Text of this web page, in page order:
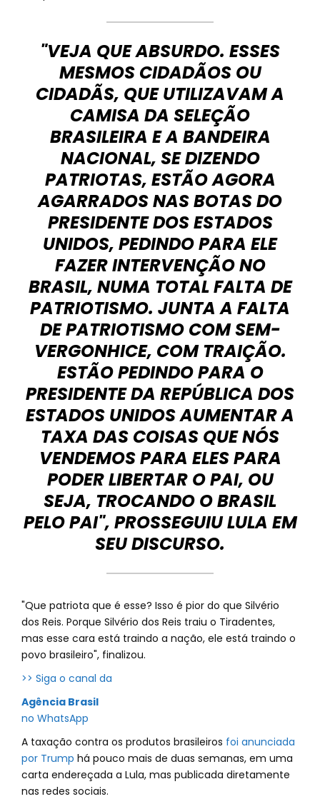
"VEJA QUE ABSURDO. ESSES
MESMOS CIDADÃOS OU
CIDADÃS, QUE UTILIZAVAM A
CAMISA DA SELEÇÃO
BRASILEIRA E A BANDEIRA
NACIONAL, SE DIZENDO
PATRIOTAS, ESTÃO AGORA
AGARRADOS NAS BOTAS DO
PRESIDENTE DOS ESTADOS
UNIDOS, PEDINDO PARA ELE
FAZER INTERVENÇÃO NO
BRASIL, NUMA TOTAL FALTA DE
PATRIOTISMO. JUNTA A FALTA
DE PATRIOTISMO COM SEM-
VERGONHICE, COM TRAIÇÃO.
ESTÃO PEDINDO PARA O
PRESIDENTE DA REPÚBLICA DOS
ESTADOS UNIDOS AUMENTAR A
TAXA DAS COISAS QUE NÓS
VENDEMOS PARA ELES PARA
PODER LIBERTAR O PAI, OU
SEJA, TROCANDO O BRASIL
PELO PAI", PROSSEGUIU LULA EM
SEU DISCURSO.
"Que patriota que é esse? Isso é pior do que Silvério
dos Reis. Porque Silvério dos Reis traiu o Tiradentes,
mas esse cara está traindo a nação, ele está traindo o
povo brasileiro", finalizou.
>> Siga o canal da
Agência Brasil
no WhatsApp
A taxação contra os produtos brasileiros foi anunciada
por Trump há pouco mais de duas semanas, em uma
carta endereçada a Lula, mas publicada diretamente
nas redes sociais.